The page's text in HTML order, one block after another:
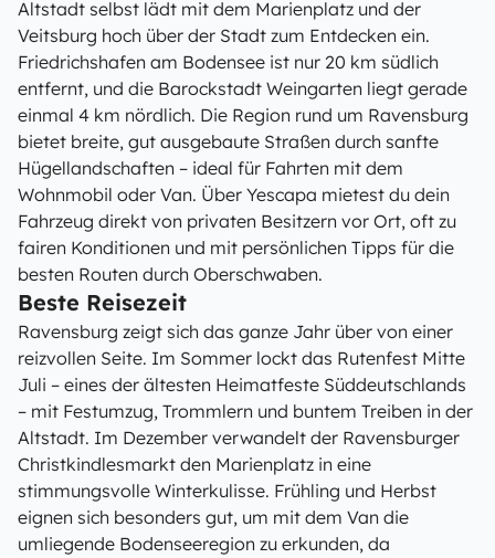
Altstadt selbst lädt mit dem Marienplatz und der
Veitsburg hoch über der Stadt zum Entdecken ein.
Friedrichshafen am Bodensee ist nur 20 km südlich
entfernt, und die Barockstadt Weingarten liegt gerade
einmal 4 km nördlich. Die Region rund um Ravensburg
bietet breite, gut ausgebaute Straßen durch sanfte
Hügellandschaften – ideal für Fahrten mit dem
Wohnmobil oder Van. Über Yescapa mietest du dein
Fahrzeug direkt von privaten Besitzern vor Ort, oft zu
fairen Konditionen und mit persönlichen Tipps für die
besten Routen durch Oberschwaben.
Beste Reisezeit
Ravensburg zeigt sich das ganze Jahr über von einer
reizvollen Seite. Im Sommer lockt das Rutenfest Mitte
Juli – eines der ältesten Heimatfeste Süddeutschlands
– mit Festumzug, Trommlern und buntem Treiben in der
Altstadt. Im Dezember verwandelt der Ravensburger
Christkindlesmarkt den Marienplatz in eine
stimmungsvolle Winterkulisse. Frühling und Herbst
eignen sich besonders gut, um mit dem Van die
umliegende Bodenseeregion zu erkunden, da